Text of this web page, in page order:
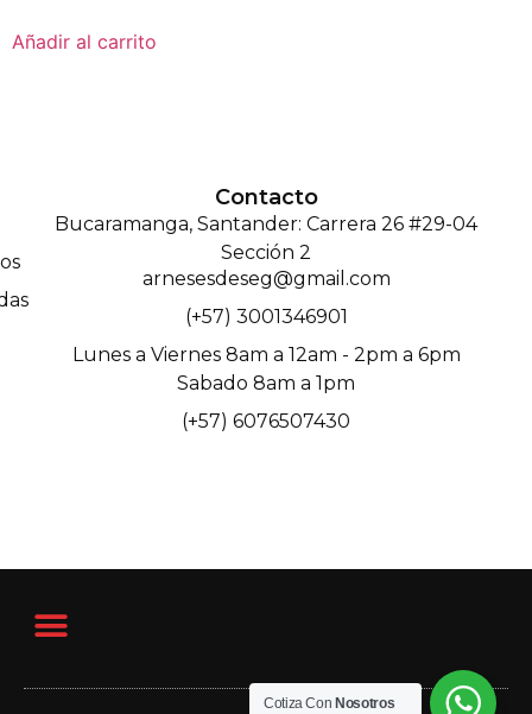
Añadir al carrito
Contacto
Bucaramanga, Santander: Carrera 26 #29-04
Sección 2
arnesesdeseg@gmail.com
(+57) 3001346901
Lunes a Viernes 8am a 12am - 2pm a 6pm
Sabado 8am a 1pm
(+57) 6076507430
Cotiza Con Nosotros